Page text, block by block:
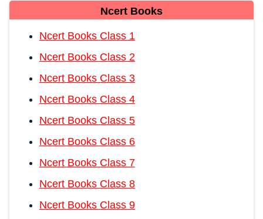
Ncert Books
Ncert Books Class 1
Ncert Books Class 2
Ncert Books Class 3
Ncert Books Class 4
Ncert Books Class 5
Ncert Books Class 6
Ncert Books Class 7
Ncert Books Class 8
Ncert Books Class 9